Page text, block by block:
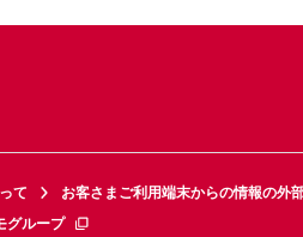
て お客さまご利用端末からの情報の外
グループ